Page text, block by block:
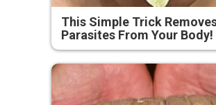
This Simple Trick
Parasites From Your Body!